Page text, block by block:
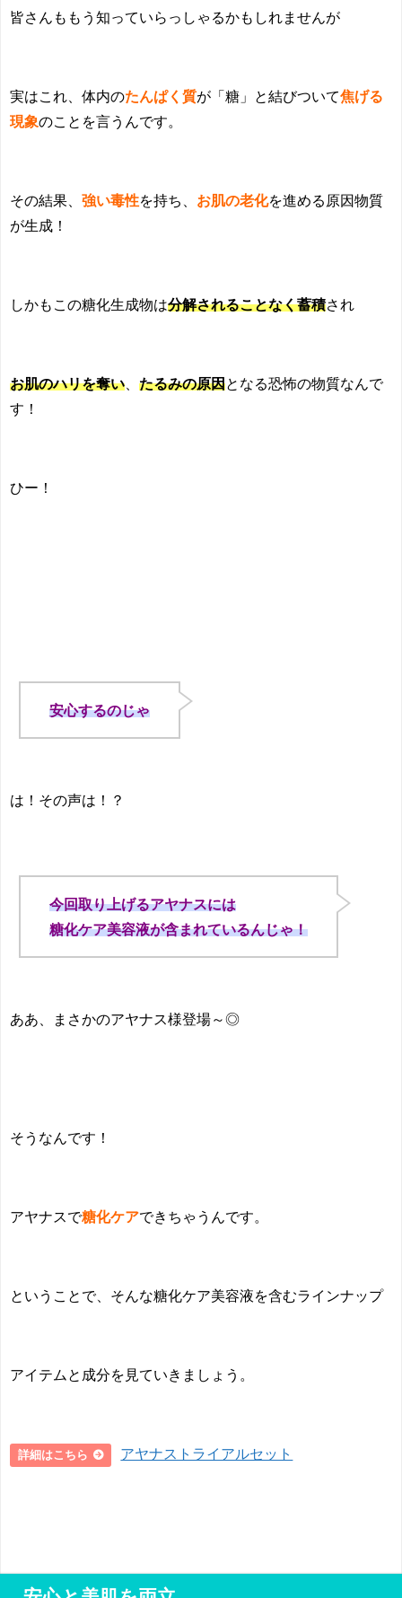
皆さんももう知っていらっしゃるかもしれませんが
実はこれ、体内のたんぱく質が「糖」と結びついて焦げる
現象のことを言うんです。
その結果、 強い毒性を持ち、 お肌の老化を進める原因物質
が生成！
しかもこの糖化生成物は分解されることなく蓄積され
お肌のハリを奪い たるみの原因となる恐怖の物質なんで
す！
ひー！
安心するのじゃ
は！その声は！？
今回取り上げるアヤナスには
糖化ケア美容液が含まれているんじゃ！
ああ、まさかのアヤナス様登場～◎
そうなんです！
アヤナスで糖化ケアできちゃうんです。
ということで、そんな糖化ケア美容液を含むラインナップ
アイテムと成分を見ていきましょう。
詳細はこちら アヤナストライアルセット